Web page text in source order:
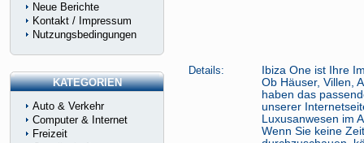
Details:
Ibiza One ist Ihre
Ob Häuser, Villen,
haben das
unserer
Luxusanwesen im
Wenn Sie keine
Neue Berichte
Kontakt / Impressum
Nutzungsbedingungen
KATEGORIEN
Auto & Verkehr
Computer & Internet
Freizeit